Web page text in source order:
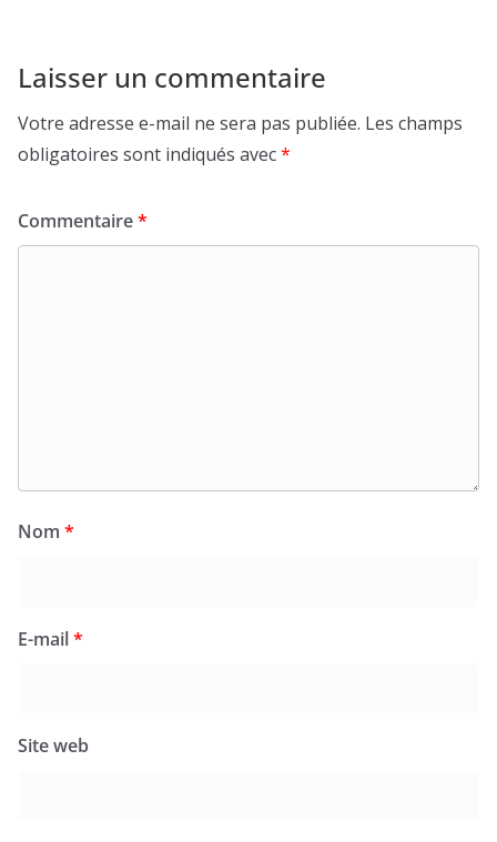
Laisser un commentaire
Votre adresse e-mail ne sera pas publiée. Les champs
obligatoires sont indiqués avec*
Commentaire*
Nom *
E-mail*
Site web